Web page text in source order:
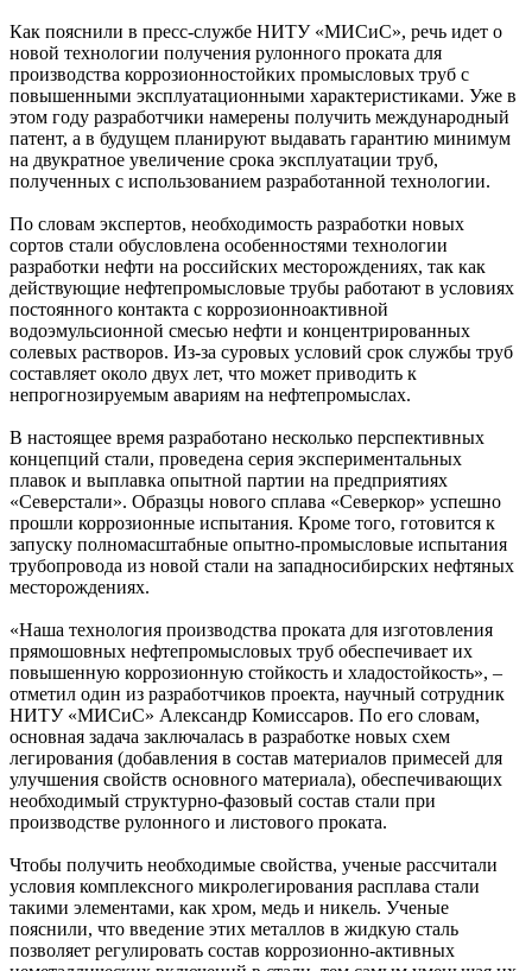
Как пояснили в пресс-службе НИТУ «МИСиС», речь идет о
новой технологии получения рулонного проката для
производства коррозионностойких промысловых труб с
повышенными эксплуатационными характеристиками. Уже в
этом году разработчики намерены получить международный
патент, а в будущем планируют выдавать гарантию минимум
на двукратное увеличение срока эксплуатации труб,
полученных с использованием разработанной технологии.
По словам экспертов, необходимость разработки новых
сортов стали обусловлена особенностями технологии
разработки нефти на российских месторождениях, так как
действующие нефтепромысловые трубы работают в условиях
постоянного контакта с коррозионноактивной
водоэмульсионной смесью нефти и концентрированных
солевых растворов. Из-за суровых условий срок службы труб
составляет около двух лет, что может приводить к
непрогнозируемым авариям на нефтепромыслах.
В настоящее время разработано несколько перспективных
концепций стали, проведена серия экспериментальных
плавок и выплавка опытной партии на предприятиях
«Северстали». Образцы нового сплава «Северкор» успешно
прошли коррозионные испытания. Кроме того, готовится к
запуску полномасштабные опытно-промысловые испытания
трубопровода из новой стали на западносибирских нефтяных
месторождениях.
«Наша технология производства проката для изготовления
прямошовных нефтепромысловых труб обеспечивает их
повышенную коррозионную стойкость и хладостойкость», –
отметил один из разработчиков проекта, научный сотрудник
НИТУ «МИСиС» Александр Комиссаров. По его словам,
основная задача заключалась в разработке новых схем
легирования (добавления в состав материалов примесей для
улучшения свойств основного материала), обеспечивающих
необходимый структурно-фазовый состав стали при
производстве рулонного и листового проката.
Чтобы получить необходимые свойства, ученые рассчитали
условия комплексного микролегирования расплава стали
такими элементами, как хром, медь и никель. Ученые
пояснили, что введение этих металлов в жидкую сталь
позволяет регулировать состав коррозионно-активных